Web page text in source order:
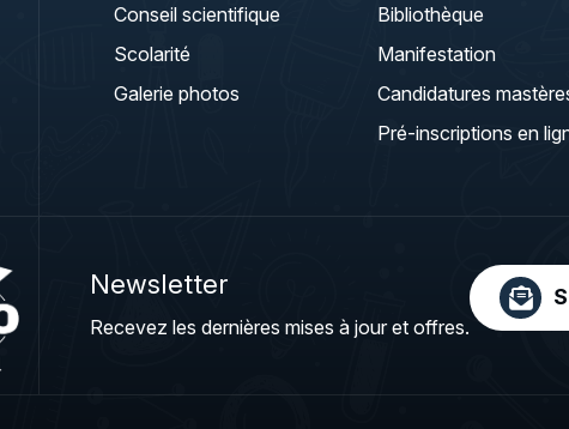
Conseil scientifique
Scolarité
Galerie photos
Bibliothèque
Manifestation
Candidatures
Pré-inscriptions en
Newsletter
Recevez les dernières mises à jour et offres.